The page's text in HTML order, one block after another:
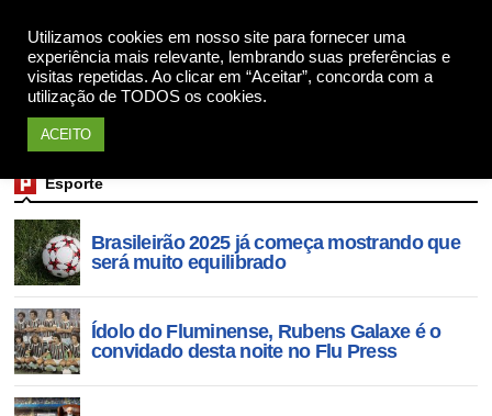
Utilizamos cookies em nosso site para fornecer uma
experiência mais relevante, lembrando suas preferências e
visitas repetidas. Ao clicar em “Aceitar”, concorda com a
utilização de TODOS os cookies.
ACEITO
Esporte
Brasileirão 2025 já começa mostrando que
será muito equilibrado
Ídolo do Fluminense, Rubens Galaxe é o
convidado desta noite no Flu Press